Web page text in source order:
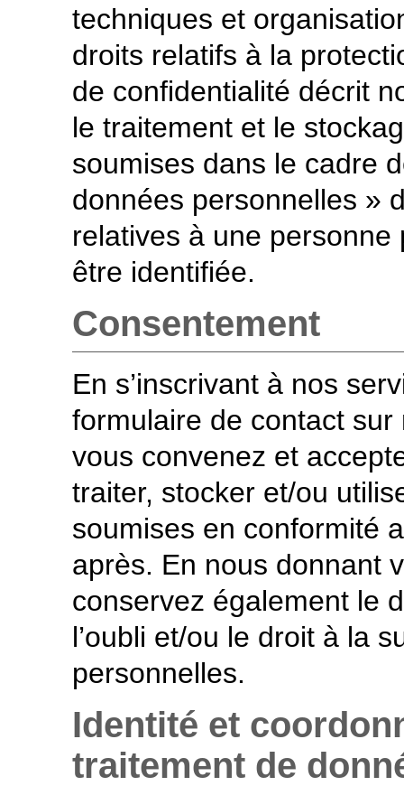
techniques et
droits relatifs à la
de confidentialité décrit
le traitement et le
soumises dans le cadre
données personnelles »
relatives à une
être identifiée.
Consentement
En s’inscrivant à nos
formulaire de contact
vous convenez et
traiter, stocker et/ou
soumises en conformité
après. En nous donnant
conservez également le
l’oubli et/ou le droit à la
personnelles.
Identité et
traitement de